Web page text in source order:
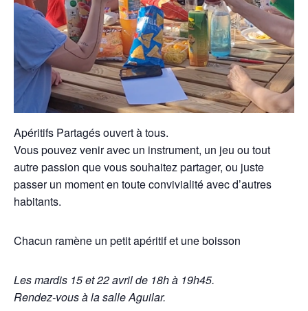
Apéritifs Partagés ouvert à tous.
Vous pouvez venir avec un instrument, un jeu ou tout
autre passion que vous souhaitez partager, ou juste
passer un moment en toute convivialité avec d’autres
habitants.
Chacun ramène un petit apéritif et une boisson
Les mardis 15 et 22 avril de 18h à 19h45.
Rendez-vous à la salle Aguilar.